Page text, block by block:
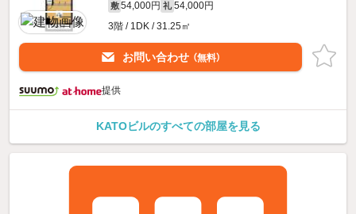
敷 54,000円 礼 54,000円
3階 / 1DK / 31.25㎡
お問い合わせ （無料）
提供
KATOビルのすべての部屋を見る